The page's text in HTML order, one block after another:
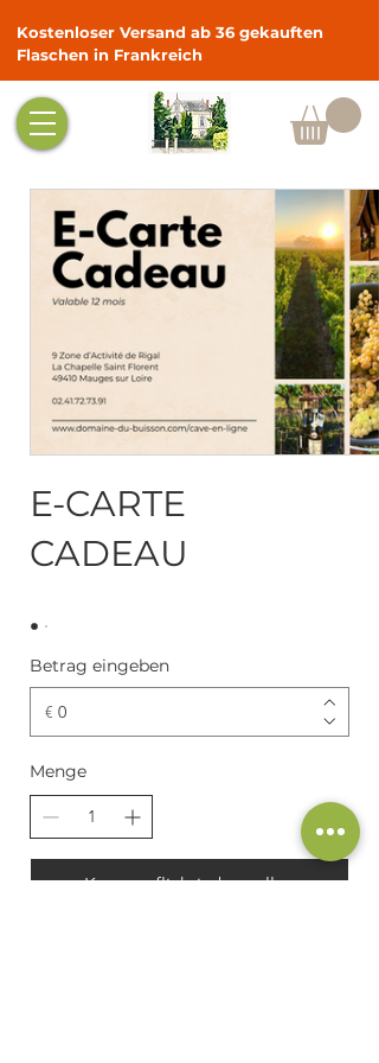
Kostenloser Versand ab 36 gekauften
Flaschen in Frankreich
E-CARTE
CADEAU
Betrag eingeben
€
Menge
Kostenpflichtig bestellen